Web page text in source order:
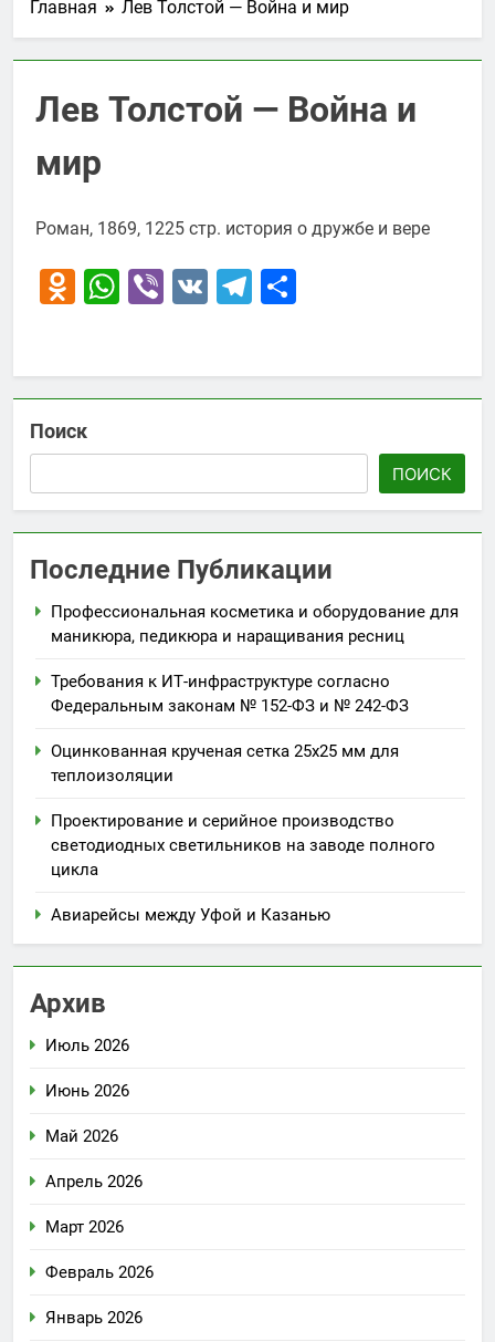
Главная Лев Толстой — Война и мир
Лев Толстой — Война и
мир
Роман, 1869, 1225 стр. история о дружбе и вере
Odnoklassniki
WhatsApp
Viber
VK Telegram
Поиск
ПОИСК
Последние Публикации
Профессиональная косметика и оборудование для
маникюра, педикюра и наращивания ресниц
Требования к ИТ-инфраструктуре согласно
Федеральным законам № 152-ФЗ и № 242-ФЗ
Оцинкованная крученая сетка 25х25 мм для
теплоизоляции
Проектирование и серийное производство
светодиодных светильников на заводе полного
цикла
Авиарейсы между Уфой и Казанью
Архив
Июль 2026
Июнь 2026
Май 2026
Апрель 2026
Март 2026
Февраль 2026
Январь 2026